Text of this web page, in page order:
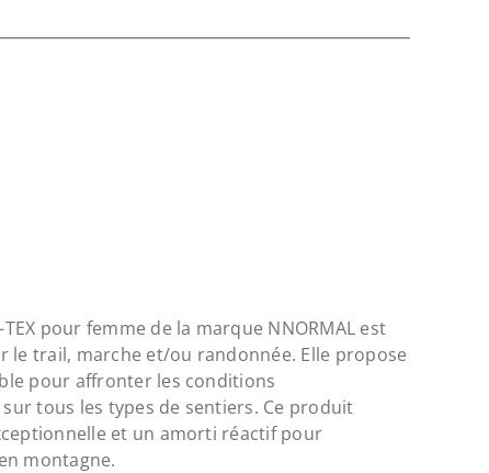
pour femme de la marque NNORMAL est
le trail, marche et/ou randonnée. Elle propose
pour affronter les conditions
tous les types de sentiers. Ce produit
et un amorti réactif pour
montagne.